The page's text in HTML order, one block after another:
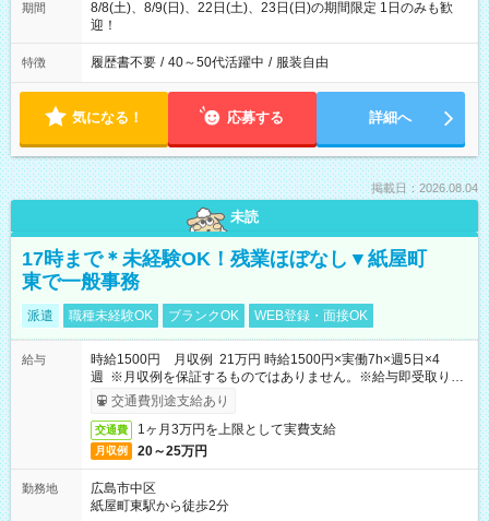
期間
8/8(土)、8/9(日)、22日(土)、23日(日)の期間限定 1日のみも歓
迎！
特徴 履歴書不要 / 40～50代活躍中 / 服装自由
気になる！ 応募する 詳細へ
掲載日：2026.08.04
未読
17時まで＊未経験OK！残業ほぼなし▼紙屋町
東で一般事務
派遣 職種未経験OK ブランクOK WEB登録・面接OK
給与
時給1500円 月収例 21万円 時給1500円×実働7h×週5日×4
週 ※月収例を保証するものではありません。※給与即受取りサ
ービス利用可（利用条件有）
交通費別途支給あり
交通費 1ヶ月3万円を上限として実費支給
月収例 20～25万円
勤務地
広島市中区
紙屋町東駅から徒歩2分